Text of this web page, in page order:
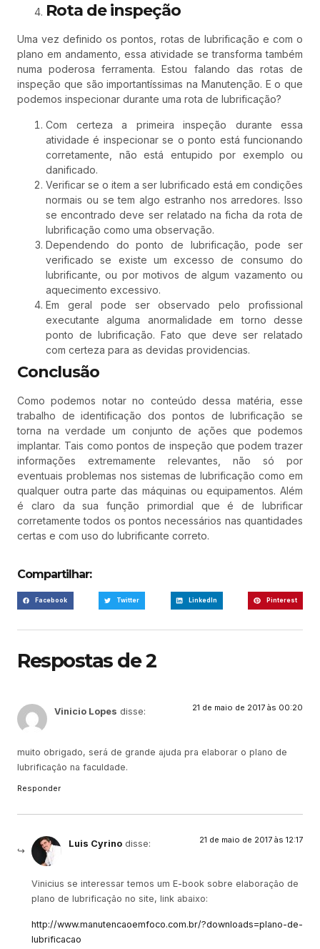
Rota de inspeção
Uma vez definido os pontos, rotas de lubrificação e com o
plano em andamento, essa atividade se transforma também
numa poderosa ferramenta. Estou falando das rotas de
inspeção que são importantíssimas na Manutenção. E o que
podemos inspecionar durante uma rota de lubrificação?
Com certeza a primeira inspeção durante essa
atividade é inspecionar se o ponto está funcionando
corretamente, não está entupido por exemplo ou
danificado.
Verificar se o item a ser lubrificado está em condições
normais ou se tem algo estranho nos arredores. Isso
se encontrado deve ser relatado na ficha da rota de
lubrificação como uma observação.
Dependendo do ponto de lubrificação, pode ser
verificado se existe um excesso de consumo do
lubrificante, ou por motivos de algum vazamento ou
aquecimento excessivo.
Em geral pode ser observado pelo profissional
executante alguma anormalidade em torno desse
ponto de lubrificação. Fato que deve ser relatado
com certeza para as devidas providencias.
Conclusão
Como podemos notar no conteúdo dessa matéria, esse
trabalho de identificação dos pontos de lubrificação se
torna na verdade um conjunto de ações que podemos
implantar. Tais como pontos de inspeção que podem trazer
informações extremamente relevantes, não só por
eventuais problemas nos sistemas de lubrificação como em
qualquer outra parte das máquinas ou equipamentos. Além
é claro da sua função primordial que é de lubrificar
corretamente todos os pontos necessários nas quantidades
certas e com uso do lubrificante correto.
Compartilhar:
Facebook Twitter LinkedIn Pinterest
Respostas de 2
Vinicio Lopes disse: 21 de maio de 2017 às 00:20
muito obrigado, será de grande ajuda pra elaborar o plano de
lubrificação na faculdade.
Responder
Luis Cyrino disse: 21 de maio de 2017 às 12:17
Vinicius se interessar temos um E-book sobre elaboração de
plano de lubrificação no site, link abaixo:
http://www.manutencaoemfoco.com.br/?downloads=plano-de-
lubrificacao